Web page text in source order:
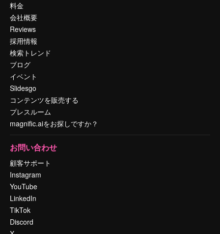
料金
会社概要
Reviews
採用情報
検索トレンド
ブログ
イベント
Slidesgo
コンテンツを販売する
プレスルーム
magnific.aiをお探しですか？
お問い合わせ
顧客サポート
Instagram
YouTube
LinkedIn
TikTok
Discord